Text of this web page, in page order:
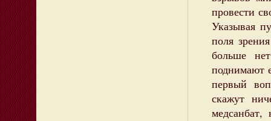
провести
Указывая
поля
больше
поднимают
первый
скажут